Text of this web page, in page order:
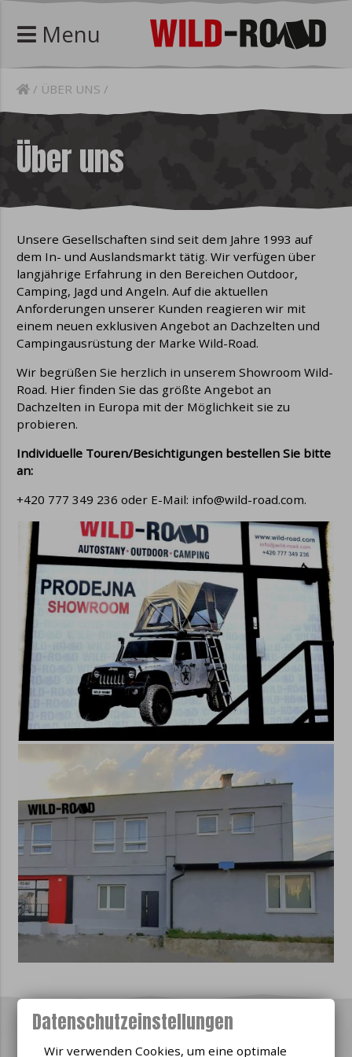
Menu
ÜBER UNS
Über uns
Unsere Gesellschaften sind seit dem Jahre 1993 auf
dem In- und Auslandsmarkt tätig. Wir verfügen über
langjährige Erfahrung in den Bereichen Outdoor,
Camping, Jagd und Angeln. Auf die aktuellen
Anforderungen unserer Kunden reagieren wir mit
einem neuen exklusiven Angebot an Dachzelten und
Campingausrüstung der Marke Wild-Road.
Wir begrüßen Sie herzlich in unserem Showroom Wild-
Road. Hier finden Sie das größte Angebot an
Dachzelten in Europa mit der Möglichkeit sie zu
probieren.
Individuelle Touren/Besichtigungen bestellen Sie bitte
an:
+420 777 349 236 oder E-Mail: info@wild-road.com.
Poptávka / dotaz k produktu
Datenschutzeinstellungen
Wir verwenden Cookies, um eine optimale